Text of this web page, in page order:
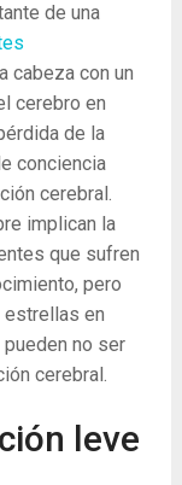
de una
cabeza con un
cerebro en
de la
conciencia
cerebral.
implican la
que sufren
pero
en
no ser
cerebral.
leve